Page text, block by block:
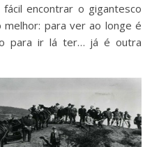
encontrar o gigantesco
para ver ao longe é
para ir lá ter… já é outra